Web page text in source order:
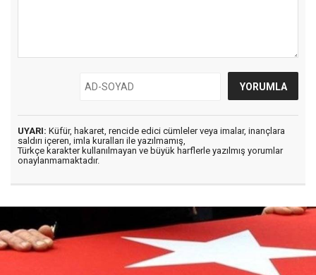
UYARI: Küfür, hakaret, rencide edici cümleler veya imalar, inançlara
saldırı içeren, imla kuralları ile yazılmamış,
Türkçe karakter kullanılmayan ve büyük harflerle yazılmış yorumlar
onaylanmamaktadır.